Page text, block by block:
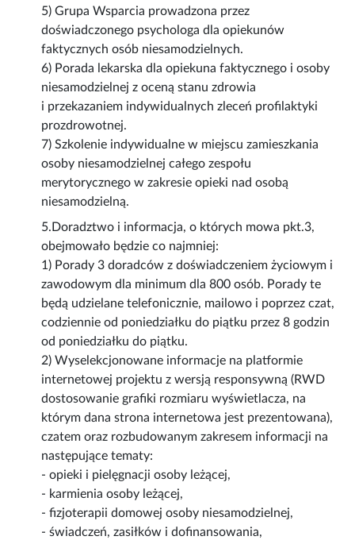
5) Grupa Wsparcia prowadzona przez
doświadczonego psychologa dla opiekunów
faktycznych osób niesamodzielnych.
6) Porada lekarska dla opiekuna faktycznego i osoby
niesamodzielnej z oceną stanu zdrowia
i przekazaniem indywidualnych zleceń profilaktyki
prozdrowotnej.
7) Szkolenie indywidualne w miejscu zamieszkania
osoby niesamodzielnej całego zespołu
merytorycznego w zakresie opieki nad osobą
niesamodzielną.
5.Doradztwo i informacja, o których mowa pkt.3,
obejmowało będzie co najmniej:
1) Porady 3 doradców z doświadczeniem życiowym i
zawodowym dla minimum dla 800 osób. Porady te
będą udzielane telefonicznie, mailowo i poprzez czat,
codziennie od poniedziałku do piątku przez 8 godzin
od poniedziałku do piątku.
2) Wyselekcjonowane informacje na platformie
internetowej projektu z wersją responsywną (RWD
dostosowanie grafiki rozmiaru wyświetlacza, na
którym dana strona internetowa jest prezentowana),
czatem oraz rozbudowanym zakresem informacji na
następujące tematy:
- opieki i pielęgnacji osoby leżącej,
- karmienia osoby leżącej,
- fizjoterapii domowej osoby niesamodzielnej,
- świadczeń, zasiłków i dofinansowania,